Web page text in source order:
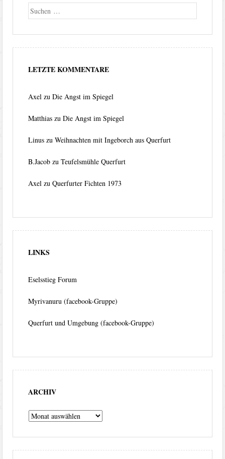
Suche
LETZTE KOMMENTARE
Axel zuDie Angst im Spiegel
Matthias zuDie Angst im Spiegel
Linus zuWeihnachten mit Ingeborch aus Querfurt
B.Jacob zuTeufelsmühle Querfurt
Axel zuQuerfurter Fichten 1973
LINKS
Eselsstieg Forum
Myrivanuru (facebook-Gruppe)
Querfurt und Umgebung (facebook-Gruppe)
ARCHIV
Archiv